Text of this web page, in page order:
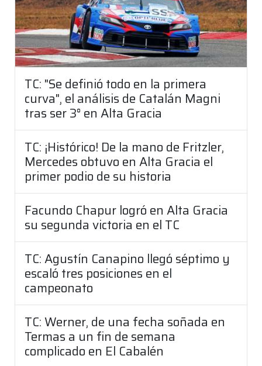
TC: "Se definió todo en la primera
curva", el análisis de Catalán Magni
tras ser 3° en Alta Gracia
TC: ¡Histórico! De la mano de Fritzler,
Mercedes obtuvo en Alta Gracia el
primer podio de su historia
Facundo Chapur logró en Alta Gracia
su segunda victoria en el TC
TC: Agustín Canapino llegó séptimo y
escaló tres posiciones en el
campeonato
TC: Werner, de una fecha soñada en
Termas a un fin de semana
complicado en El Cabalén